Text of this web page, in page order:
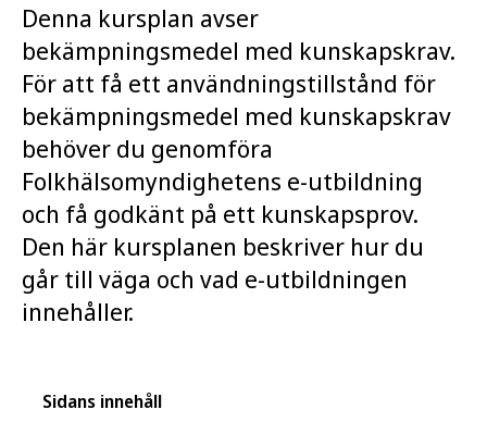
Denna kursplan avser
bekämpningsmedel med kunskapskrav.
För att få ett användningstillstånd för
bekämpningsmedel med kunskapskrav
behöver du genomföra
Folkhälsomyndighetens e-utbildning
och få godkänt på ett kunskapsprov.
Den här kursplanen beskriver hur du
går till väga och vad e‑utbildningen
innehåller.
Sidans innehåll